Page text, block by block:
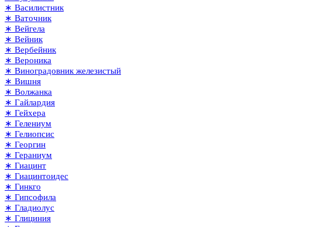
∗ Василистник
∗ Ваточник
∗ Вейгела
∗ Вейник
∗ Вербейник
∗ Вероника
∗ Виноградовник железистый
∗ Вишня
∗ Волжанка
∗ Гайлардия
∗ Гейхера
∗ Гелениум
∗ Гелиопсис
∗ Георгин
∗ Гераниум
∗ Гиацинт
∗ Гиацинтоидес
∗ Гинкго
∗ Гипсофила
∗ Гладиолус
∗ Глициния